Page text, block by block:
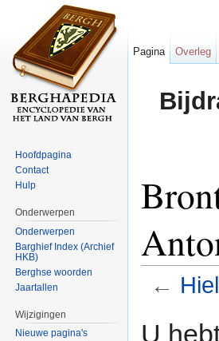
←
U
Pagina Overleg
Hoofdpagina
Contact
Hulp
Onderwerpen
Onderwerpen
Barghief Index (Archief
HKB)
Berghse woorden
Jaartallen
Wijzigingen
Nieuwe pagina's